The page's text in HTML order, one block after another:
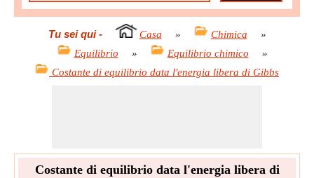
Tu sei qui- Casa » Chimica
»
Equilibrio
» Equilibrio chimico
»
Costante di equilibrio data l'energia libera di Gibbs
Costante di equilibrio data l'energia libera di